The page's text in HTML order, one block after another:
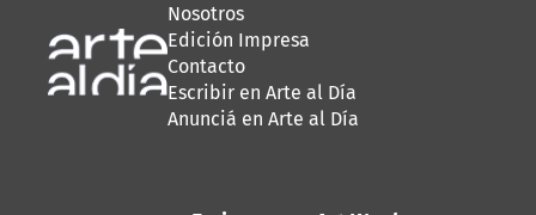
Nosotros
Edición Impresa
Contacto
Escribir en Arte al Día
Anunciá en Arte al Día